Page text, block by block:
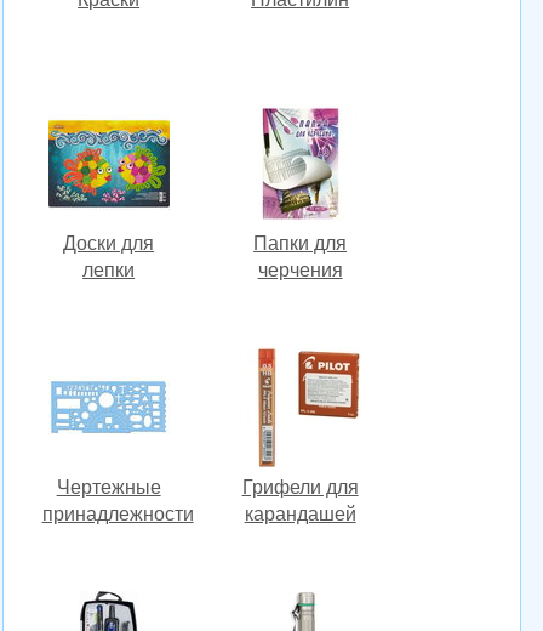
Доски для
лепки
Папки для
черчения
Чертежные
принадлежности
Грифели для
карандашей